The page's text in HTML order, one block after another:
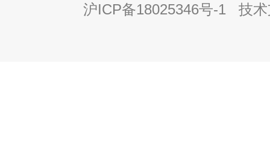
沪ICP备18025346号-1 技术